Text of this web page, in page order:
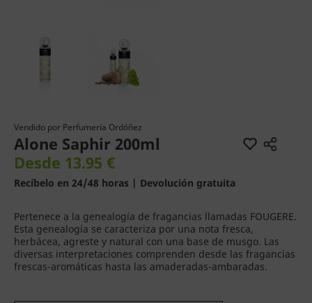
Vendido por Perfumería Ordóñez
Alone Saphir 200ml
Desde 13.95 €
Recíbelo en 24/48 horas | Devolución gratuita
Pertenece a la genealogía de fragancias llamadas FOUGERE.
Esta genealogía se caracteriza por una nota fresca,
herbácea, agreste y natural con una base de musgo. Las
diversas interpretaciones comprenden desde las fragancias
frescas-aromáticas hasta las amaderadas-ambaradas.